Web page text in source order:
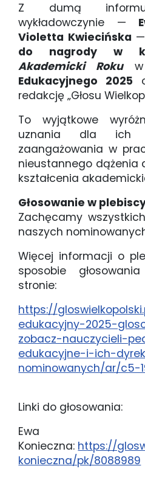
Z dumą
wykładowczynie —
Violetta Kwiecińska
do nagrody w
Akademicki Rokuw
Edukacyjnego 2025
redakcję „Głosu
To wyjątkowe
uznania dla ich
zaangażowania w
nieustannego dążenia
kształcenia
Głosowanie w
Zachęcamy
naszych
Więcej informacji o
sposobie
stronie:
https://
edukacyjny-2025-
zobacz-nauczycieli-
edukacyjne-i-ich-
nominowanych/ar/c5-
Linki do głosowania:
Ewa
Konieczna: https://
konieczna/pk/8088989